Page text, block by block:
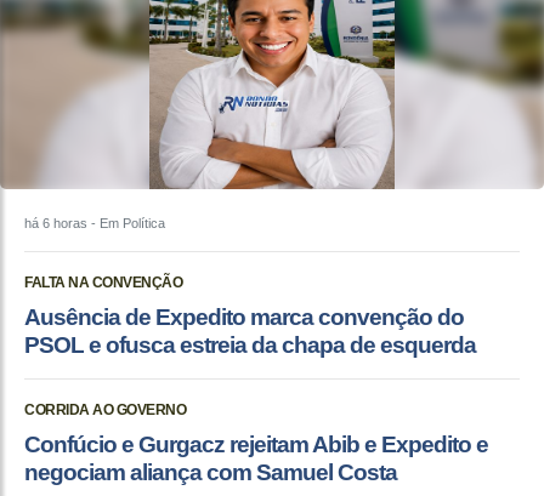
há 6 horas - Em Política
FALTA NA CONVENÇÃO
Ausência de Expedito marca convenção do
PSOL e ofusca estreia da chapa de esquerda
CORRIDA AO GOVERNO
Confúcio e Gurgacz rejeitam Abib e Expedito e
negociam aliança com Samuel Costa